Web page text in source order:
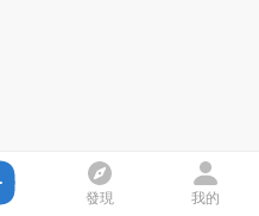
發現 我的